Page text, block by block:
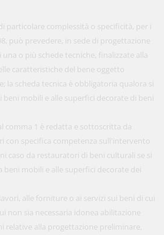
particolare complessità o specificità, per i
può prevedere, in sede di progettazione
o più schede tecniche, finalizzate alla
caratteristiche del bene oggetto
la scheda tecnica è obbligatoria qualora si
mobili e alle superfici decorate di beni
comma 1 è redatta e sottoscritta da
con specifica competenza sull'intervento
caso da restauratori di beni culturali se si
mobili e alle superfici decorate dei
alle forniture o ai servizi sui beni di cui
non sia necessaria idonea abilitazione
relative alla progettazione preliminare,